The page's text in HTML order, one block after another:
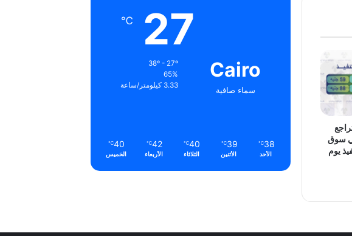
سوق
يوم
Cairo
سماء صافية
27
℃
65%
3.33 كيلومتر/ساعة
38
℃
الأحد
39
℃
الأثنين
40
℃
الثلاثاء
42
℃
الأربعاء
40
℃
الخميس